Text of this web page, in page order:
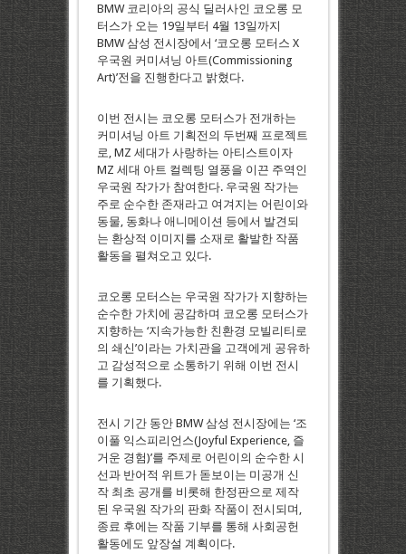
BMW 코리아의 공식 딜러사인 코오롱 모
터스가 오는 19일부터 4월 13일까지
BMW 삼성 전시장에서 ‘코오롱 모터스 X
우국원 커미셔닝 아트(Commissioning
Art)’전을 진행한다고 밝혔다.
이번 전시는 코오롱 모터스가 전개하는
커미셔닝 아트 기획전의 두번째 프로젝트
로, MZ 세대가 사랑하는 아티스트이자
MZ 세대 아트 컬렉팅 열풍을 이끈 주역인
우국원 작가가 참여한다. 우국원 작가는
주로 순수한 존재라고 여겨지는 어린이와
동물, 동화나 애니메이션 등에서 발견되
는 환상적 이미지를 소재로 활발한 작품
활동을 펼쳐오고 있다.
코오롱 모터스는 우국원 작가가 지향하는
순수한 가치에 공감하며 코오롱 모터스가
지향하는 ‘지속가능한 친환경 모빌리티로
의 쇄신’이라는 가치관을 고객에게 공유하
고 감성적으로 소통하기 위해 이번 전시
를 기획했다.
전시 기간 동안 BMW 삼성 전시장에는 ‘조
이풀 익스피리언스(Joyful Experience, 즐
거운 경험)’를 주제로 어린이의 순수한 시
선과 반어적 위트가 돋보이는 미공개 신
작 최초 공개를 비롯해 한정판으로 제작
된 우국원 작가의 판화 작품이 전시되며,
종료 후에는 작품 기부를 통해 사회공헌
활동에도 앞장설 계획이다.